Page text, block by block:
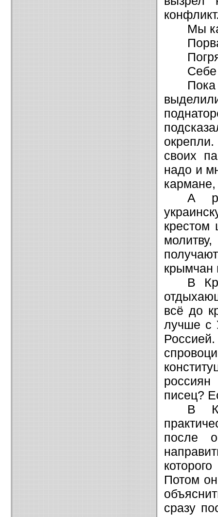
Мы
своих
надо и
кармане,
А
крестом
крымчан
В
всё до
лучше с
Россией.
писец?
В
после
Потом
сразу